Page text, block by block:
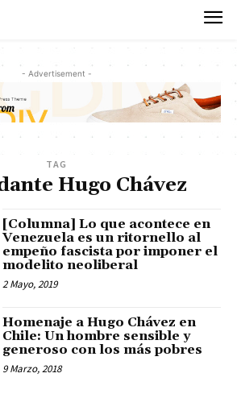
- Advertisement -
TAG
Hugo Chávez
[Columna] Lo que acontece en
Venezuela es un ritornello al
empeño fascista por imponer el
modelito neoliberal
2 Mayo, 2019
Homenaje a Hugo Chávez en
Chile: Un hombre sensible y
generoso con los más pobres
9 Marzo, 2018